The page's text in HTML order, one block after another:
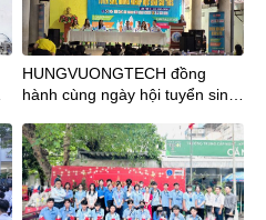
HUNGVUONGTECH đồng
hành cùng ngày hội tuyển sinh